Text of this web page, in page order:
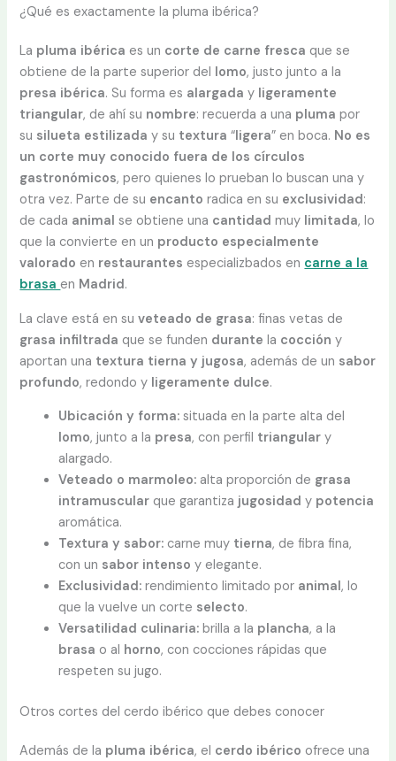
¿Qué es exactamente la pluma ibérica?
La pluma ibérica es un corte de carne fresca que se
obtiene de la parte superior del lomo, justo junto a la
presa ibérica. Su forma es alargada y ligeramente
triangular, de ahí su nombre: recuerda a una pluma por
su silueta estilizada y su textura “ligera” en boca. No es
un corte muy conocido fuera de los círculos
gastronómicos, pero quienes lo prueban lo buscan una y
otra vez. Parte de su encanto radica en su exclusividad:
de cada animal se obtiene una cantidad muy limitada, lo
que la convierte en un producto especialmente
valorado en restaurantes especializbados en carne a la
brasa en Madrid.
La clave está en suveteado de grasa: finas vetas de
grasa infiltrada que se funden durante la cocción y
aportan una textura tierna y jugosa, además de un sabor
profundo, redondo y ligeramente dulce.
Ubicación y forma: situada en la parte alta del
lomo, junto a la presa, con perfil triangular y
alargado.
Veteado o marmoleo: alta proporción de grasa
intramuscular que garantiza jugosidad y potencia
aromática.
Textura y sabor: carne muy tierna, de fibra fina,
con un sabor intenso y elegante.
Exclusividad: rendimiento limitado por animal, lo
que la vuelve un corte selecto.
Versatilidad culinaria: brilla a la plancha, a la
brasa o al horno, con cocciones rápidas que
respeten su jugo.
Otros cortes del cerdo ibérico que debes conocer
Además de la pluma ibérica, el cerdo ibérico ofrece una